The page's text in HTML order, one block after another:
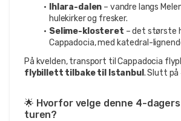
Ihlara-dalen – vandre langs
hulekirker og fresker.
Selime-klosteret – det største
Cappadocia, med katedral-
flybillett tilbake til Istanbul . Slutt på
🌟 Hvorfor velge denne 4-
turen?